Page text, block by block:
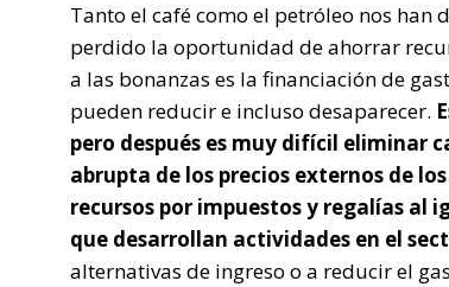
Tanto el café como el petróleo nos han
perdido la oportunidad de ahorrar
a las bonanzas es la financiación de
pueden reducir e incluso desaparecer.
pero después es muy difícil eliminar
abrupta de los precios externos de
recursos por impuestos y regalías al
que desarrollan actividades en el
alternativas de ingreso o a reducir el